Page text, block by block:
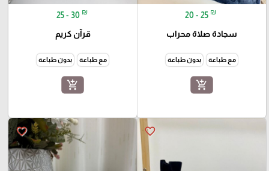
20 - 25 ₪
سجادة صلاة محراب
مع طباعة بدون طباعة
add_shopping_cart
25 - 30 ₪
قرآن كريم
مع طباعة بدون طباعة
add_shopping_cart
favorite_border
favorite_border